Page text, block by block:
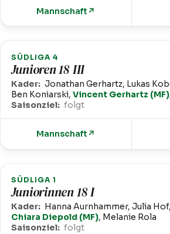
Mannschaft ↗
SÜDLIGA 4
Junioren 18 III
Kader: Jonathan Gerhartz, Lukas
Ben Koniarski,Vincent Gerhartz (MF)
Saisonziel: folgt
Mannschaft ↗
SÜDLIGA 1
Juniorinnen 18 I
Kader: Hanna Aurnhammer, Julia
Chiara Diepold (MF), Melanie Rola
Saisonziel: folgt